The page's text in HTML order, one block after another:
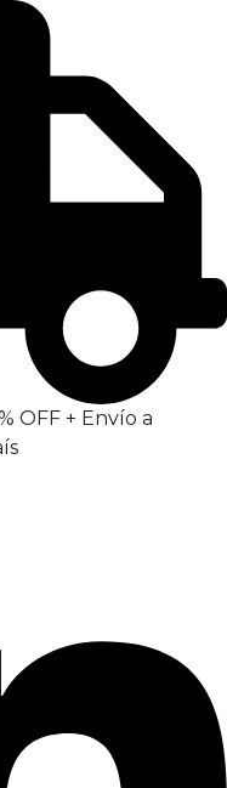
OFF + Envío a